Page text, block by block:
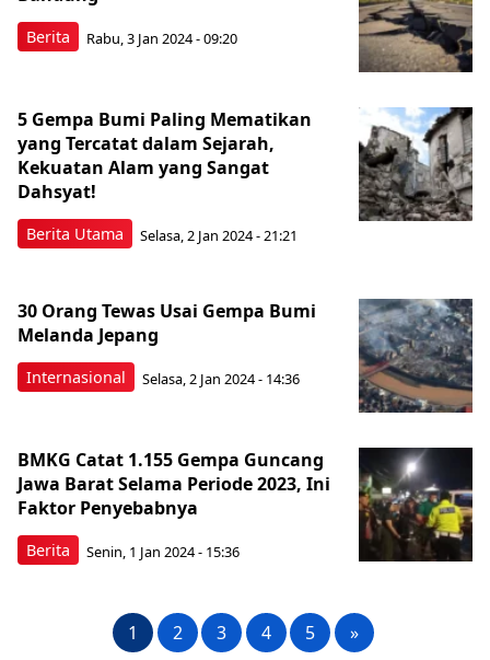
Berita Rabu, 3 Jan 2024 - 09:20
Berita Utama
5 Gempa Bumi Paling Mematikan
yang Tercatat dalam Sejarah,
Kekuatan Alam yang Sangat
Dahsyat!
Selasa, 2 Jan 2024 - 21:21
Internasional
30 Orang Tewas Usai Gempa Bumi
Melanda Jepang
Selasa, 2 Jan 2024 - 14:36
Berita
BMKG Catat 1.155 Gempa Guncang
Jawa Barat Selama Periode 2023, Ini
Faktor Penyebabnya
Senin, 1 Jan 2024 - 15:36
1 2 3 4 5 »